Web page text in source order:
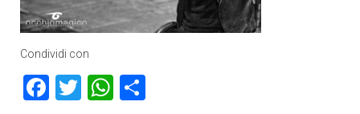
Condividi con
Facebook
TwitterWhatsApp